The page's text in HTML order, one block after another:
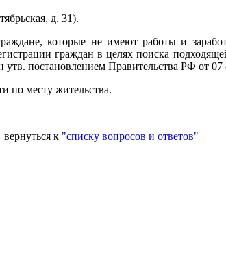
д. 31).
которые не имеют работы и
граждан в целях поиска
постановлением Правительства РФ от 07
по месту жительства.
вернуться к "списку вопросов и ответов"